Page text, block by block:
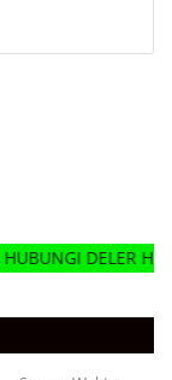
HONDA MOBIL